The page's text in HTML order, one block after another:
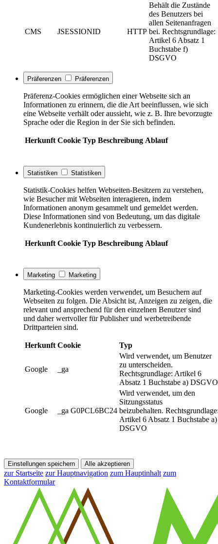
CMS JSESSIONID HTTP
Behält die Zustände
des Benutzers bei
allen Seitenanfragen
bei. Rechtsgrundlage:
Artikel 6 Absatz 1
Buchstabe f)
DSGVO
Präferenzen Präferenzen
Präferenz-Cookies ermöglichen einer Webseite sich an
Informationen zu erinnern, die die Art beeinflussen, wie sich
eine Webseite verhält oder aussieht, wie z. B. Ihre bevorzugte
Sprache oder die Region in der Sie sich befinden.
Herkunft Cookie Typ Beschreibung Ablauf
Statistiken Statistiken
Statistik-Cookies helfen Webseiten-Besitzern zu verstehen,
wie Besucher mit Webseiten interagieren, indem
Informationen anonym gesammelt und gemeldet werden.
Diese Informationen sind von Bedeutung, um das digitale
Kundenerlebnis kontinuierlich zu verbessern.
Herkunft Cookie Typ Beschreibung Ablauf
Marketing Marketing
Marketing-Cookies werden verwendet, um Besuchern auf
Webseiten zu folgen. Die Absicht ist, Anzeigen zu zeigen, die
relevant und ansprechend für den einzelnen Benutzer sind
und daher wertvoller für Publisher und werbetreibende
Drittparteien sind.
Herkunft Cookie Typ
Google _ga
Wird verwendet, um Benutzer
zu unterscheiden.
Rechtsgrundlage: Artikel 6
Absatz 1 Buchstabe a) DSGVO
Google _ga G0PCL6BC24
Wird verwendet, um den
Sitzungsstatus
beizubehalten.
Artikel 6 Absatz 1 Buchstabe a)
DSGVO
Einstellungen speichern Alle akzeptieren
zur Startseite zur Hauptnavigation zum Hauptinhalt zum
Kontaktformular